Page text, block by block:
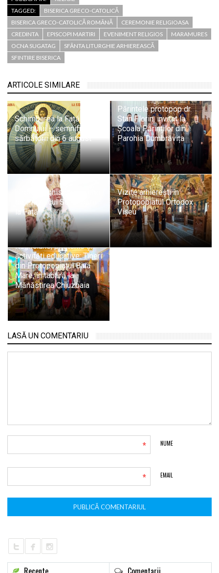
TAGGED:
BISERICA GRECO-CATOLICĂ
BISERICA GRECO-CATOLICĂ ROMÂNĂ
CEREMONIE RELIGIOASA
CREDINTA
EPISCOPI MARTIRI EVENIMENT RELIGIOS
MARAMURES
OCNA SUGATAG
SFÂNTA LITURGHIE ARHIEREASCĂ
SFINTIRE BISERICA
ARTICOLE SIMILARE
Schimbarea la Față a
Domnului – semnificația
sărbătorii din 6 august
Părintele protopop dr.
Stan Florin, invitat la
Școala Părinților din
Parohia Dumbrăvița
Unde liturghisesc ierarhii
de Praznicul Schimbării
la Față
Vizite arhierești în
Protopopiatul Ortodox
Vișeu
Rugăciune, prietenie și
activități educative: Tineri
din Protopopiatul Baia
Mare, în tabără la
Mănăstirea Chiuzbaia
LASĂ UN COMENTARIU
NUME
*
EMAIL
*